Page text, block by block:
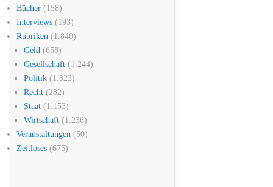
Bücher(158)
Interviews(193)
Rubriken(1.840)
Geld(658)
Gesellschaft(1.244)
Politik(1.323)
Recht(282)
Staat(1.153)
Wirtschaft(1.236)
Veranstaltungen(50)
Zeitloses(675)